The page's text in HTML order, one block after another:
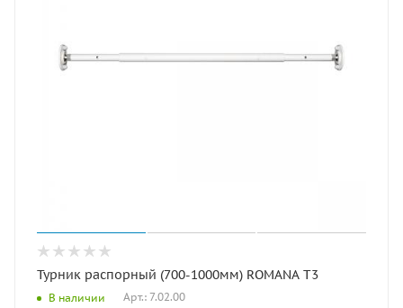
Турник распорный (700-1000мм) ROMANA T3
В наличии Арт.: 7.02.00